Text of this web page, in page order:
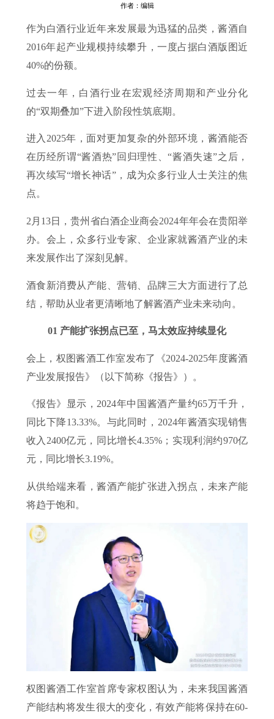
作者：编辑
作为白酒行业近年来发展最为迅猛的品类，酱酒自
2016年起产业规模持续攀升，一度占据白酒版图近
40%的份额。
过去一年，白酒行业在宏观经济周期和产业分化
的“双期叠加”下进入阶段性筑底期。
进入2025年，面对更加复杂的外部环境，酱酒能否
在历经所谓“酱酒热”回归理性、“酱酒失速”之后，
再次续写“增长神话”，成为众多行业人士关注的焦
点。
2月13日，贵州省白酒企业商会2024年年会在贵阳举
办。会上，众多行业专家、企业家就酱酒产业的未
来发展作出了深刻见解。
酒食新消费从产能、营销、品牌三大方面进行了总
结，帮助从业者更清晰地了解酱酒产业未来动向。
01 产能扩张拐点已至，马太效应持续显化
会上，权图酱酒工作室发布了《2024-2025年度酱酒
产业发展报告》（以下简称《报告》）。
《报告》显示，2024年中国酱酒产量约65万千升，
同比下降13.33%。与此同时，2024年酱酒实现销售
收入2400亿元，同比增长4.35%；实现利润约970亿
元，同比增长3.19%。
从供给端来看，酱酒产能扩张进入拐点，未来产能
将趋于饱和。
权图酱酒工作室首席专家权图认为，未来我国酱酒
产能结构将发生很大的变化，有效产能将保持在60-